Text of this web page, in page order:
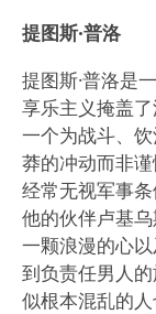
提图斯·普洛
提图斯·普洛是
享乐主义掩盖
一个为战斗、
莽的冲动而非
经常无视军事
他的伙伴卢基
一颗浪漫的心
到负责任男人
似根本混乱的人